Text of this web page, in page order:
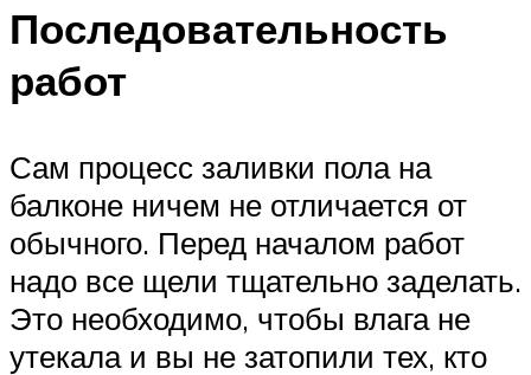
Последовательность
работ
Сам процесс заливки пола на
балконе ничем не отличается от
обычного. Перед началом работ
надо все щели тщательно заделать.
Это необходимо, чтобы влага не
утекала и вы не затопили тех, кто